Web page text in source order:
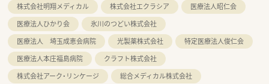
株式会社明翔メディカル
株式会社エクラシア
医療法人昭仁会
医療法人ひかり会
氷川のつどい株式会社
医療法人 埼玉成恵会病院
光製薬株式会社
特定医療法人俊仁会
医療法人本庄福島病院
クラフト株式会社
株式会社アーク・リンケージ
総合メディカル株式会社